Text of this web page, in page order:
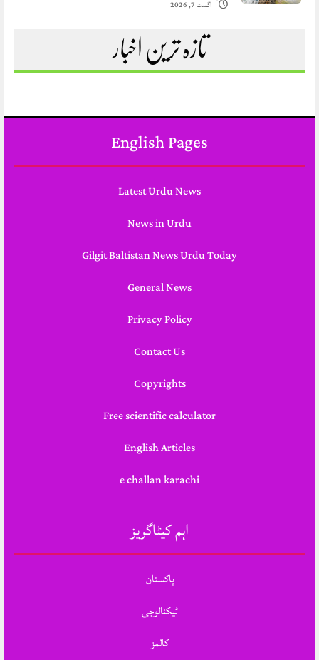
اگست 7, 2026
تازہ ترین اخبار
English Pages
Latest Urdu News
News in Urdu
Gilgit Baltistan News Urdu Today
General News
Privacy Policy
Contact Us
Copyrights
Free scientific calculator
English Articles
e challan karachi
اہم کیٹاگریز
پاکستان
ٹیکنالوجی
کالمز